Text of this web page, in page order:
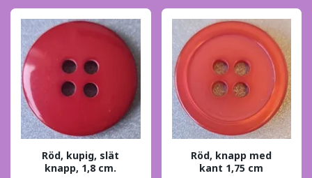
Röd, kupig, slät
knapp, 1,8 cm.
Röd, knapp med
kant 1,75 cm